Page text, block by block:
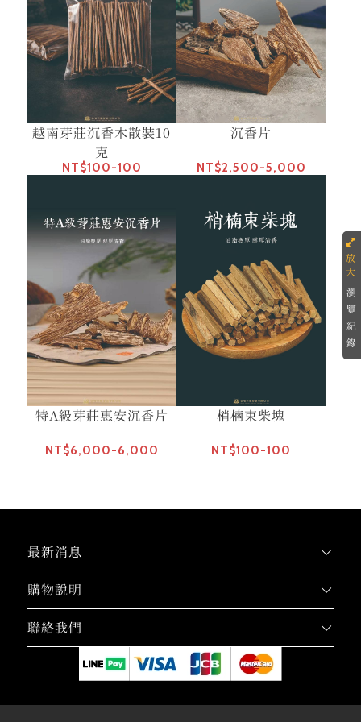
越南芽莊沉香木散裝10
克
NT$100-100
沉香片
NT$2,500-5,000
特A級芽莊惠安沉香片
NT$6,000-6,000
梢楠束柴塊
NT$100-100
瀏
覽
紀
錄
最新消息
購物說明
聯絡我們